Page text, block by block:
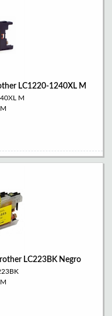
LC1220-1240XL M
M
LC223BK Negro